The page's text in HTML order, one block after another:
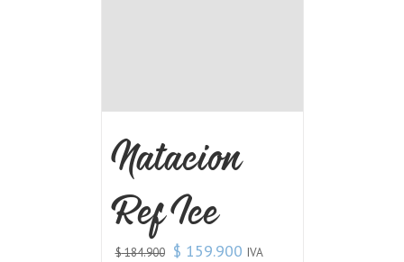
Natacion
Ref Ice
$184.900 $ 159.900 IVA